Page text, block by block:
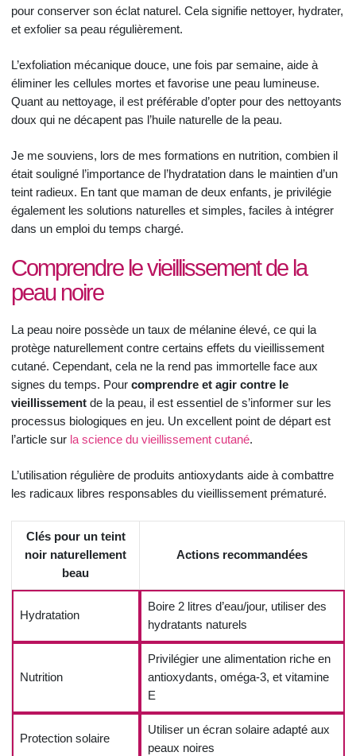
pour conserver son éclat naturel. Cela signifie nettoyer, hydrater,
et exfolier sa peau régulièrement.
L’exfoliation mécanique douce, une fois par semaine, aide à
éliminer les cellules mortes et favorise une peau lumineuse.
Quant au nettoyage, il est préférable d’opter pour des nettoyants
doux qui ne décapent pas l’huile naturelle de la peau.
Je me souviens, lors de mes formations en nutrition, combien il
était souligné l’importance de l’hydratation dans le maintien d’un
teint radieux. En tant que maman de deux enfants, je privilégie
également les solutions naturelles et simples, faciles à intégrer
dans un emploi du temps chargé.
Comprendre le vieillissement de la
peau noire
La peau noire possède un taux de mélanine élevé, ce qui la
protège naturellement contre certains effets du vieillissement
cutané. Cependant, cela ne la rend pas immortelle face aux
signes du temps. Pour comprendre et agir contre le
vieillissement de la peau, il est essentiel de s’informer sur les
processus biologiques en jeu. Un excellent point de départ est
l’article sur la science du vieillissement cutané.
L’utilisation régulière de produits antioxydants aide à combattre
les radicaux libres responsables du vieillissement prématuré.
Clés pour un teint
noir naturellement
beau
Actions recommandées
Hydratation
Boire 2 litres d’eau/jour, utiliser des
hydratants naturels
Nutrition
Privilégier une alimentation riche en
antioxydants, oméga-3, et vitamine
E
Protection solaire
Utiliser un écran solaire adapté aux
peaux noires